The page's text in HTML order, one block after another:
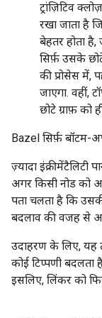
ट्रांज़िटिव
रखा जाता है
बेहतर होता
सिर्फ़ उसके
की प्रोसेस में,
जाएगा. वहीं,
छोटे ग्राफ़ को
Bazel सिर्फ़ बॉटम-
ज़्यादा इंक्रीमेंटैलिटी
अगर किसी नोड को
पता चलता है कि
बदलाव की वजह से
उदाहरण के लिए, यह
कोई टिप्पणी
इसलिए, लिंकर को